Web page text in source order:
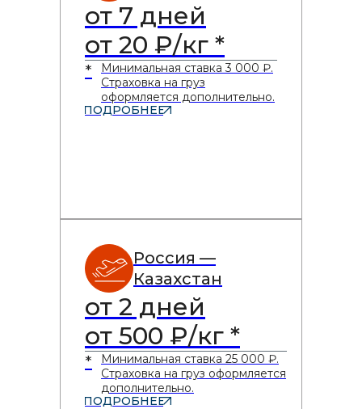
от 7 дней
от 20 ₽/кг *
*
Минимальная ставка 3 000 ₽.
Страховка на груз
оформляется дополнительно.
ПОДРОБНЕЕ
Россия —
Казахстан
от 2 дней
от 500 ₽/кг *
*
Минимальная ставка 25 000 ₽.
Страховка на груз оформляется
дополнительно.
ПОДРОБНЕЕ